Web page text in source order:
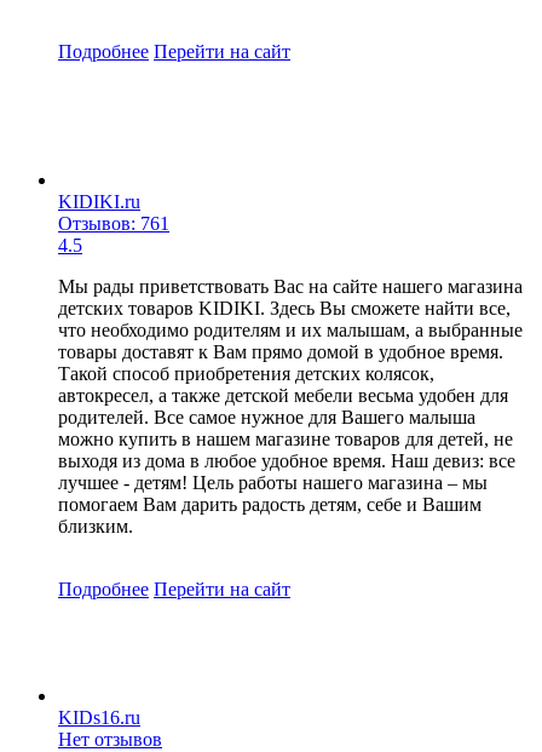
Подробнее Перейти на сайт
KIDIKI.ru
Отзывов: 761
4.5
Мы рады приветствовать Вас на сайте нашего магазина
детских товаров KIDIKI. Здесь Вы сможете найти все,
что необходимо родителям и их малышам, а выбранные
товары доставят к Вам прямо домой в удобное время.
Такой способ приобретения детских колясок,
автокресел, а также детской мебели весьма удобен для
родителей. Все самое нужное для Вашего малыша
можно купить в нашем магазине товаров для детей, не
выходя из дома в любое удобное время. Наш девиз: все
лучшее - детям! Цель работы нашего магазина – мы
помогаем Вам дарить радость детям, себе и Вашим
близким.
Подробнее Перейти на сайт
KIDs16.ru
Нет отзывов